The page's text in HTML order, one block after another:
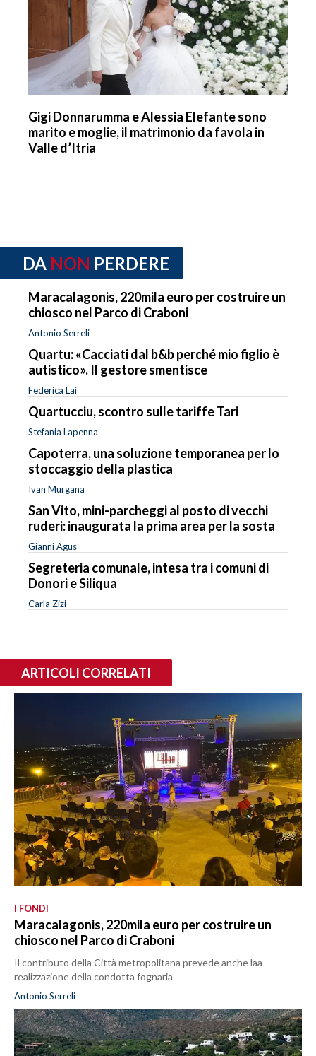
Gigi Donnarumma e Alessia Elefante sono
marito e moglie, il matrimonio da favola in
Valle d’Itria
DA NON PERDERE
Maracalagonis, 220mila euro per costruire un
chiosco nel Parco di Craboni
Antonio Serreli
Quartu: «Cacciati dal b&b perché mio figlio è
autistico». Il gestore smentisce
Federica Lai
Quartucciu, scontro sulle tariffe Tari
Stefania Lapenna
Capoterra, una soluzione temporanea per lo
stoccaggio della plastica
Ivan Murgana
San Vito, mini-parcheggi al posto di vecchi
ruderi: inaugurata la prima area per la sosta
Gianni Agus
Segreteria comunale, intesa tra i comuni di
Donori e Siliqua
Carla Zizi
ARTICOLI CORRELATI
I FONDI
Maracalagonis, 220mila euro per costruire un
chiosco nel Parco di Craboni
Il contributo della Città metropolitana prevede anche laa
realizzazione della condotta fognaria
Antonio Serreli